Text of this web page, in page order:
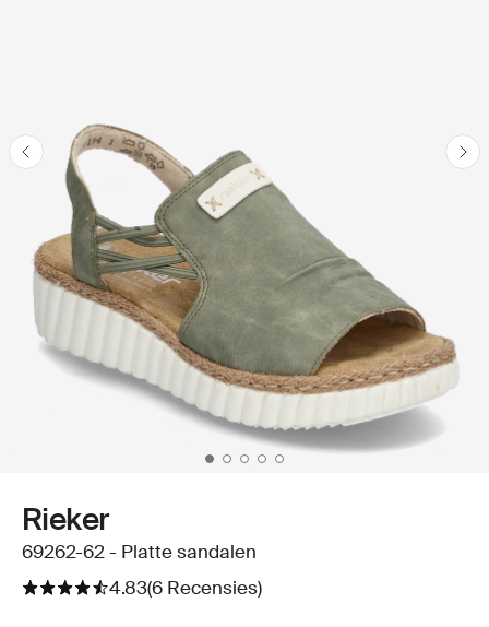
Rieker
69262-62 - Platte sandalen
4.83(6 Recensies)